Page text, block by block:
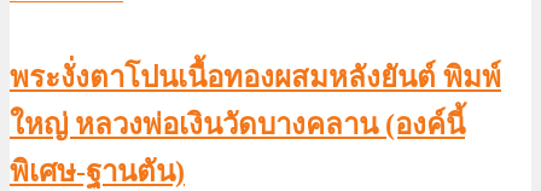
พระงั่งตาโปนเนื้อทองผสมหลังยันต์ พิมพ์
ใหญ่ หลวงพ่อเงินวัดบางคลาน (องค์นี้
พิเศษ-ฐานตัน)